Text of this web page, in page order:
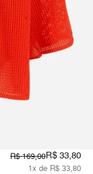
R$ 169,00R$ 33,80
1x de R$ 33,80